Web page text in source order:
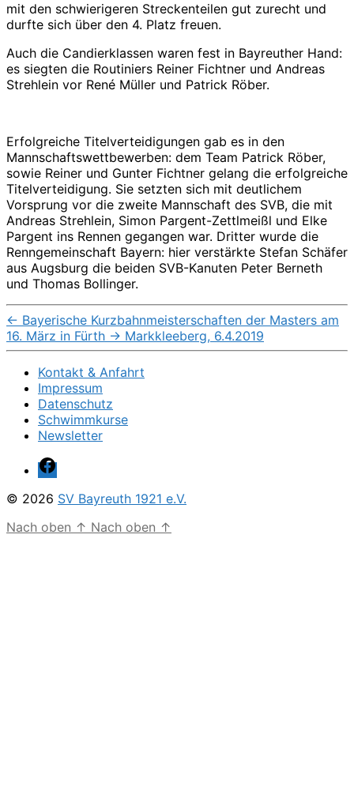
mit den schwierigeren Streckenteilen gut zurecht und
durfte sich über den 4. Platz freuen.
Auch die Candierklassen waren fest in Bayreuther Hand:
es siegten die Routiniers Reiner Fichtner und Andreas
Strehlein vor René Müller und Patrick Röber.
Erfolgreiche Titelverteidigungen gab es in den
Mannschaftswettbewerben: dem Team Patrick Röber,
sowie Reiner und Gunter Fichtner gelang die erfolgreiche
Titelverteidigung. Sie setzten sich mit deutlichem
Vorsprung vor die zweite Mannschaft des SVB, die mit
Andreas Strehlein, Simon Pargent-Zettlmeißl und Elke
Pargent ins Rennen gegangen war. Dritter wurde die
Renngemeinschaft Bayern: hier verstärkte Stefan Schäfer
aus Augsburg die beiden SVB-Kanuten Peter Berneth
und Thomas Bollinger.
← Bayerische Kurzbahnmeisterschaften der Masters am
16. März in Fürth → Markkleeberg, 6.4.2019
Kontakt & Anfahrt
Impressum
Datenschutz
Schwimmkurse
Newsletter
Facebook
© 2026 SV Bayreuth 1921 e.V.
Nach oben ↑ Nach oben ↑